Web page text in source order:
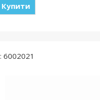
Купити
6002021